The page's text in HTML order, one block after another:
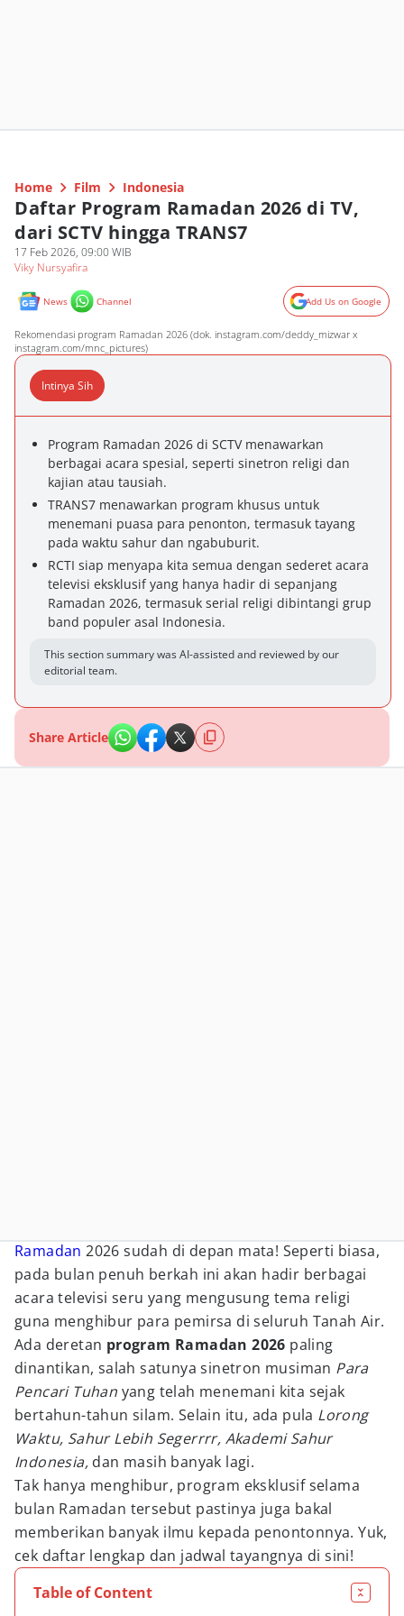
Home Film Indonesia
Daftar Program Ramadan 2026 di TV,
dari SCTV hingga TRANS7
17 Feb 2026, 09:00 WIB
Viky Nursyafira
News Channel Add Us on Google
Rekomendasi program Ramadan 2026 (dok. instagram.com/deddy_mizwar x
instagram.com/mnc_pictures)
Intinya Sih
Program Ramadan 2026 di SCTV menawarkan
berbagai acara spesial, seperti sinetron religi dan
kajian atau tausiah.
TRANS7 menawarkan program khusus untuk
menemani puasa para penonton, termasuk tayang
pada waktu sahur dan ngabuburit.
RCTI siap menyapa kita semua dengan sederet acara
televisi eksklusif yang hanya hadir di sepanjang
Ramadan 2026, termasuk serial religi dibintangi grup
band populer asal Indonesia.
This section summary was AI-assisted and reviewed by our
editorial team.
Share Article
Ramadan 2026 sudah di depan mata! Seperti biasa,
pada bulan penuh berkah ini akan hadir berbagai
acara televisi seru yang mengusung tema religi
guna menghibur para pemirsa di seluruh Tanah Air.
Ada deretan program Ramadan 2026 paling
dinantikan, salah satunya sinetron musiman Para
Pencari Tuhan yang telah menemani kita sejak
bertahun-tahun silam. Selain itu, ada pula Lorong
Waktu, Sahur Lebih Segerrrr, Akademi Sahur
Indonesia, dan masih banyak lagi.
Tak hanya menghibur, program eksklusif selama
bulan Ramadan tersebut pastinya juga bakal
memberikan banyak ilmu kepada penontonnya. Yuk,
cek daftar lengkap dan jadwal tayangnya di sini!
Table of Content